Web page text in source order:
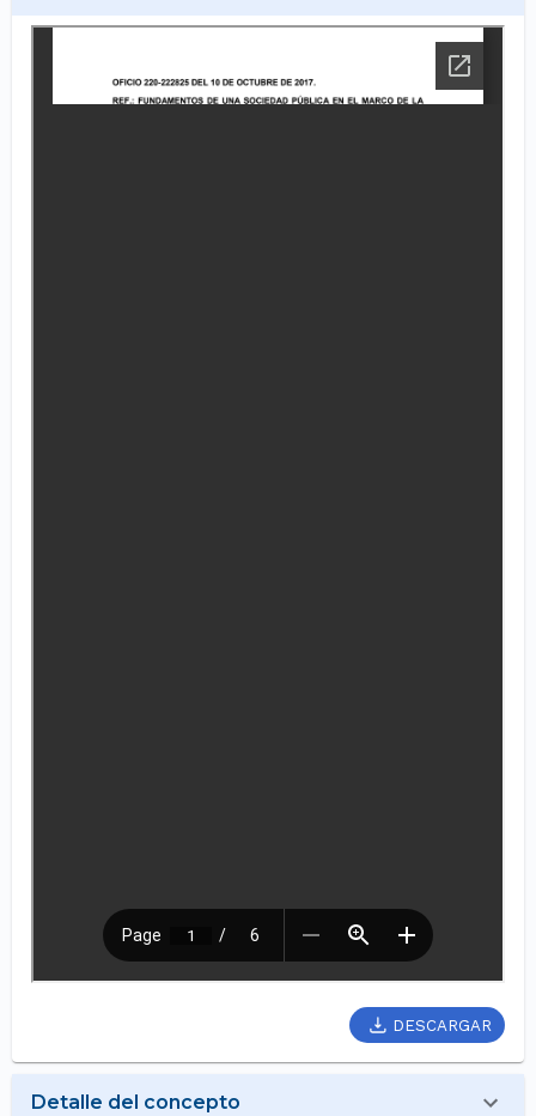
DESCARGAR
Detalle del concepto